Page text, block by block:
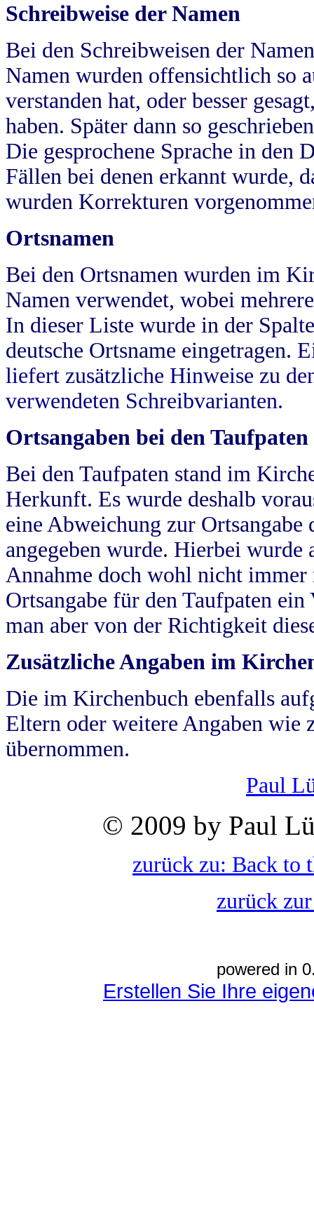
Schreibweise der Namen
Bei den Schreibweisen der
Namen wurden offensichtlich so
verstanden hat, oder besser
haben. Später dann so
Die gesprochene Sprache in
Fällen bei denen erkannt wurde,
wurden Korrekturen
Ortsnamen
Bei den Ortsnamen wurden im
Namen verwendet, wobei
In dieser Liste wurde in der
deutsche Ortsname eingetragen.
liefert zusätzliche Hinweise zu
verwendeten Schreibvarianten.
Ortsangaben bei den Taufpaten
Bei den Taufpaten stand im
Herkunft. Es wurde deshalb
eine Abweichung zur
angegeben wurde. Hierbei wurde
Annahme doch wohl nicht
Ortsangabe für den Taufpaten
man aber von der Richtigkeit
Zusätzliche Angaben im
Die im Kirchenbuch ebenfalls
Eltern oder weitere Angaben wie
übernommen.
Paul
© 2009 by Paul
zurück zu: Back to
zurück
powered in
Erstellen Sie Ihre